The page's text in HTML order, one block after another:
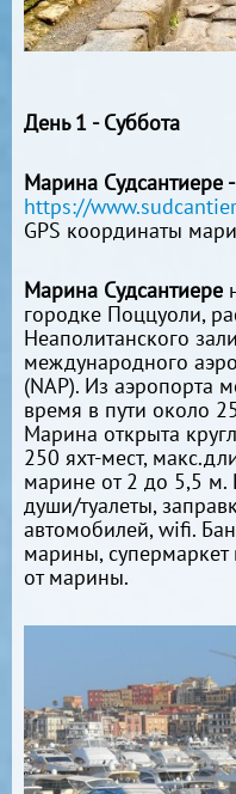
День 1 - Суббота
Марина Судcантиере
https://
GPS координаты
Марина Судсантиере
городке Поццуоли,
Неаполитанского
международного
(NAP). Из аэропорта
время в пути около
Марина открыта
250 яхт-мест,
марине от 2 до 5,5 м.
души/туалеты,
автомобилей, wifi.
марины,
от марины.